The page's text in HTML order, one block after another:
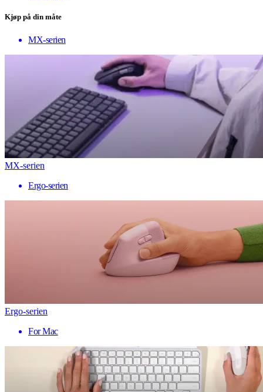
Kjøp på din måte
MX-serien
MX-serien
Ergo-serien
Ergo-serien
For Mac